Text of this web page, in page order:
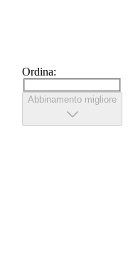
Ordina:
Abbinamento migliore